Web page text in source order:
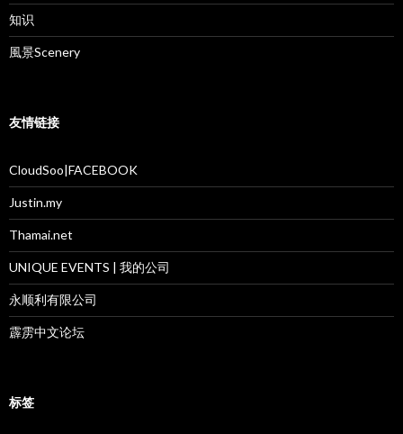
知识
風景Scenery
友情链接
CloudSoo|FACEBOOK
Justin.my
Thamai.net
UNIQUE EVENTS | 我的公司
永顺利有限公司
霹雳中文论坛
标签